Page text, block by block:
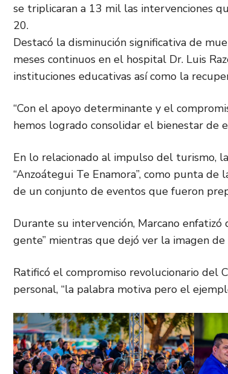
se triplicaran a 13 mil las intervenciones
20.
Destacó la disminución significativa de
meses continuos en el hospital Dr. Luis
instituciones educativas así como la
“Con el apoyo determinante y el
hemos logrado consolidar el bienestar de
En lo relacionado al impulso del turismo,
“Anzoátegui Te Enamora”, como punta
de un conjunto de eventos que fueron
Durante su intervención, Marcano
gente” mientras que dejó ver la imagen
Ratificó el compromiso revolucionario del
personal, “la palabra motiva pero el